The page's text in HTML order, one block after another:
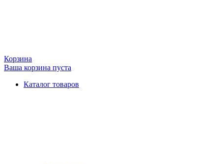
Корзина
Ваша корзина пуста
Каталог товаров